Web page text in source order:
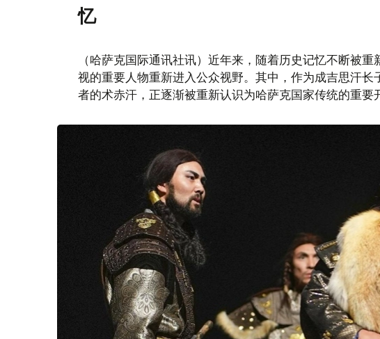
忆
（哈萨克国际通讯社讯）近年来，随着历史记忆不断被
视的重要人物重新进入公众视野。其中，作为成吉思汗
者的术赤汗，正逐渐被重新认识为哈萨克国家传统的重要